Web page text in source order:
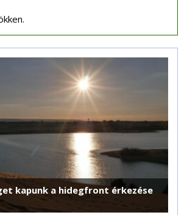
kapunk a hidegfront érkezése